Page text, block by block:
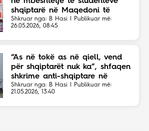
shqiptarë në Maqedoni të
Veriut
Shkruar nga: B Hasi | Publikuar më:
26.05.2026, 08:45
“As në tokë as në qiell, vend
për shqiptarët nuk ka”, shfaqen
shkrime anti-shqiptare në
Shkup
Shkruar nga: B Hasi | Publikuar më:
21.05.2026, 13:40